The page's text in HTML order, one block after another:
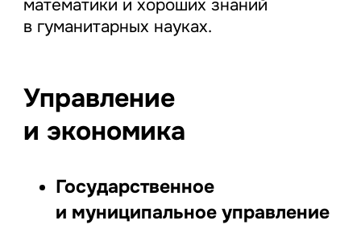
математики и хороших знаний
в гуманитарных науках.
Управление
и экономика
Государственное
и муниципальное управление